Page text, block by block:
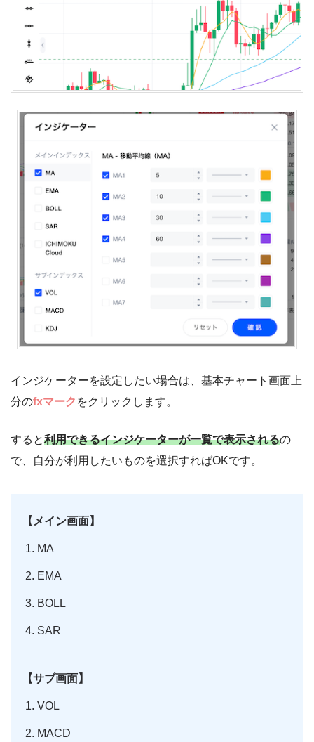
インジケーターを設定したい場合は、基本チャート画面上
分のfxマーク をクリックします。
すると利用できるインジケーターが一覧で表示されるの
で、自分が利用したいものを選択すればOKです。
【メイン画面】
MA
EMA
BOLL
SAR
【サブ画面】
VOL
MACD